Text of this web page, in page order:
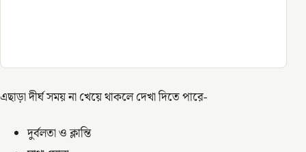
এছাড়া দীর্ঘ সময় না খেয়ে থাকলে দেখা দিতে পারে-
দুর্বলতা ও ক্লান্তি